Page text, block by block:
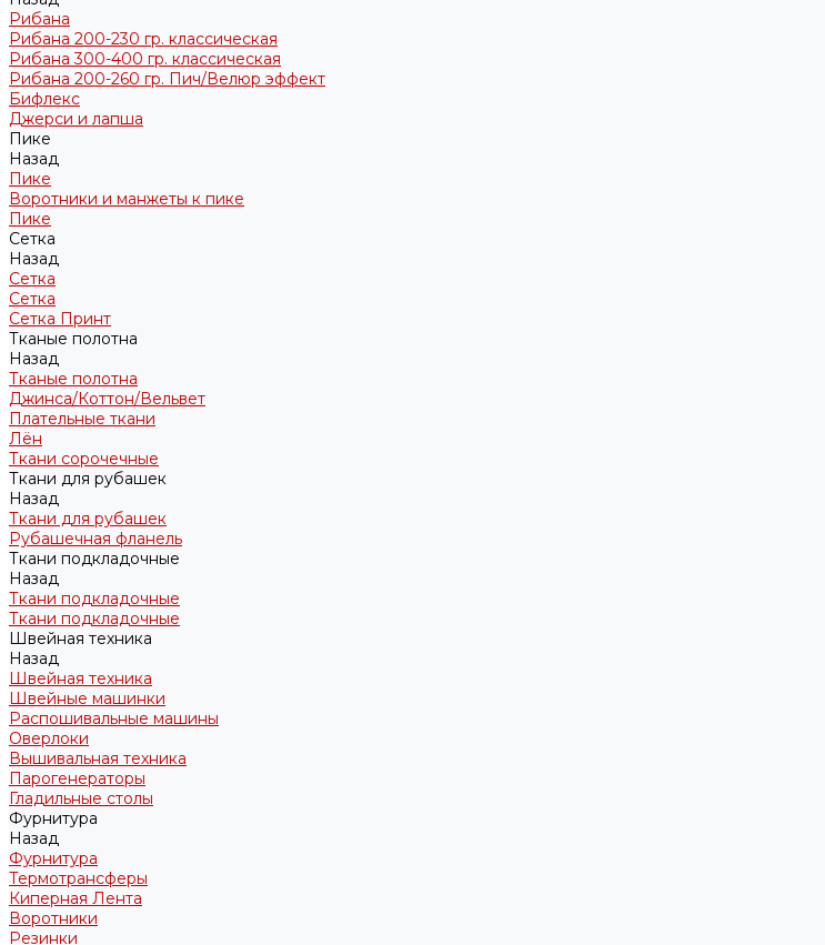
Рибана
Рибана 200-230 гр. классическая
Рибана 300-400 гр. классическая
Рибана 200-260 гр. Пич/Велюр эффект
Бифлекс
Джерси и лапша
Пике
Назад
Пике
Воротники и манжеты к пике
Пике
Сетка
Назад
Сетка
Сетка
Сетка Принт
Тканые полотна
Назад
Тканые полотна
Джинса/Коттон/Вельвет
Плательные ткани
Лён
Ткани сорочечные
Ткани для рубашек
Назад
Ткани для рубашек
Рубашечная фланель
Ткани подкладочные
Назад
Ткани подкладочные
Ткани подкладочные
Швейная техника
Назад
Швейная техника
Швейные машинки
Распошивальные машины
Оверлоки
Вышивальная техника
Парогенераторы
Гладильные столы
Фурнитура
Назад
Фурнитура
Термотрансферы
Киперная Лента
Воротники
Резинки